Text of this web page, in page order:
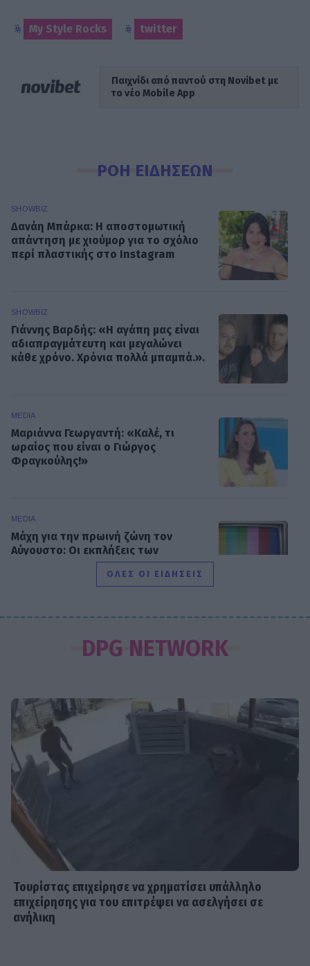
My Style Rocks twitter
Παιχνίδι από παντού στη Novibet με
το νέο Mobile App
ΡΟΗ ΕΙΔΗΣΕΩΝ
SHOWBIZ
Δανάη Μπάρκα: Η αποστομωτική
απάντηση με χιούμορ για το σχόλιο
περί πλαστικής στο Instagram
SHOWBIZ
Γιάννης Βαρδής: «Η αγάπη μας είναι
αδιαπραγμάτευτη και μεγαλώνει
κάθε χρόνο. Χρόνια πολλά μπαμπά.».
MEDIA
Μαριάννα Γεωργαντή: «Καλέ, τι
ωραίος που είναι ο Γιώργος
Φραγκούλης!»
MEDIA
Μάχη για την πρωινή ζώνη τον
Αύγουστο: Οι εκπλήξεις των
καναλιών και τα νούμερα
Καινούργιου - Κουτσουμπής: Ο
έρωτας, ο γάμος και το πρώτο
MEDIA
Ο Γιάννης Τσιμιτσέλης φέρνει την
απόλυτη ανατροπή με το «The Quiz
With Balls» στον ΣΚΑΪ
SHOWBIZ
Γιάννης Στάνκογλου: Φωτογραφία
από το παρελθόν με μακρύ μαλλί και
ροκ στιλ από τα νεανικά του χρόνια
ΟΛΕΣ ΟΙ ΕΙΔΗΣΕΙΣ
DPG NETWORK
Τουρίστας επιχείρησε να χρηματίσει υπάλληλο
επιχείρησης για του επιτρέψει να ασελγήσει σε
ανήλικη